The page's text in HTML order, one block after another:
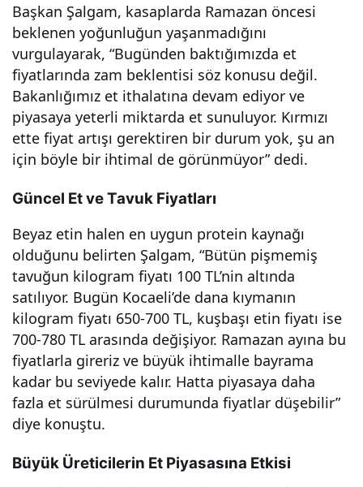
Başkan Şalgam, kasaplarda Ramazan öncesi
beklenen yoğunluğun yaşanmadığını
vurgulayarak, “Bugünden baktığımızda et
fiyatlarında zam beklentisi söz konusu değil.
Bakanlığımız et ithalatına devam ediyor ve
piyasaya yeterli miktarda et sunuluyor. Kırmızı
ette fiyat artışı gerektiren bir durum yok, şu an
için böyle bir ihtimal de görünmüyor” dedi.
Güncel Et ve Tavuk Fiyatları
Beyaz etin halen en uygun protein kaynağı
olduğunu belirten Şalgam, “Bütün pişmemiş
tavuğun kilogram fiyatı 100 TL’nin altında
satılıyor. Bugün Kocaeli’de dana kıymanın
kilogram fiyatı 650-700 TL, kuşbaşı etin fiyatı ise
700-780 TL arasında değişiyor. Ramazan ayına bu
fiyatlarla gireriz ve büyük ihtimalle bayrama
kadar bu seviyede kalır. Hatta piyasaya daha
fazla et sürülmesi durumunda fiyatlar düşebilir”
diye konuştu.
Büyük Üreticilerin Et Piyasasına Etkisi